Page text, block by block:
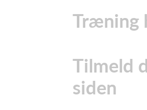
Træning
Tilmeld
siden